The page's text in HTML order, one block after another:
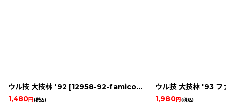
ウル技 大技林 '92 [12958-92-famicom-guidbook ]
1,480円(税込) 1,980円(税込)